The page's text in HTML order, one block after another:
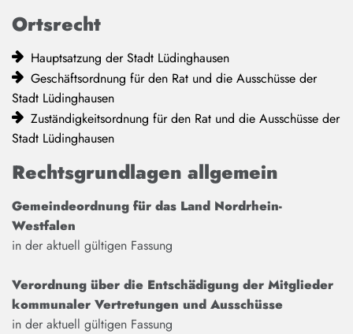
Ortsrecht
Hauptsatzung der Stadt Lüdinghausen
Geschäftsordnung für den Rat und die Ausschüsse der
Stadt Lüdinghausen
Zuständigkeitsordnung für den Rat und die Ausschüsse der
Stadt Lüdinghausen
Rechtsgrundlagen allgemein
Gemeindeordnung für das Land Nordrhein-
Westfalen
in der aktuell gültigen Fassung
Verordnung über die Entschädigung der Mitglieder
kommunaler Vertretungen und Ausschüsse
in der aktuell gültigen Fassung